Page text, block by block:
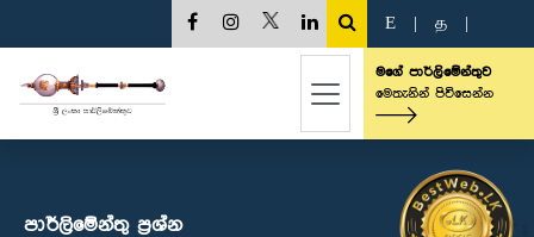
E த
මගේ පාර්ලිමේන්තුව
මෙතැනින් පිවිසෙන්න
පාර්ලි‌මේන්තු‌ ප්‍රශ්න